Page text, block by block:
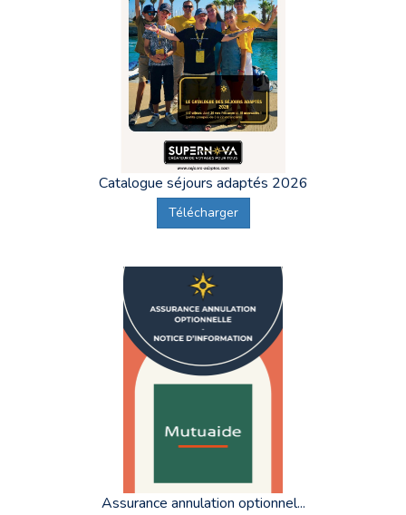
Catalogue séjours adaptés 2026
Télécharger
Assurance annulation optionnel...